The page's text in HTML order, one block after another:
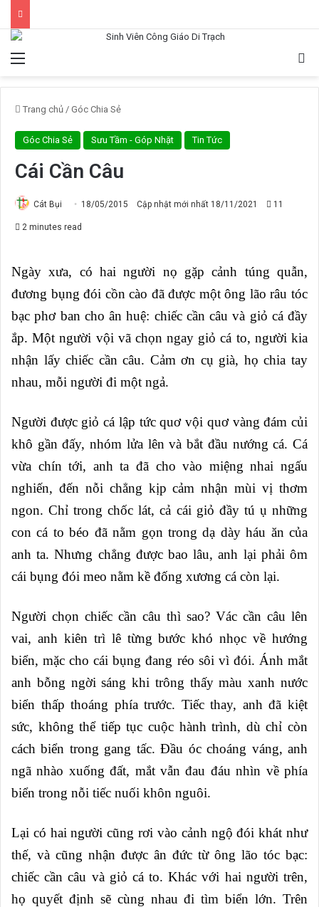
Menu
Trang chủ / Góc Chia Sẻ
Góc Chia Sẻ Sưu Tầm - Góp Nhặt Tin Tức
Cái Cần Câu
Cát Bụi 18/05/2015 Cập nhật mới nhất 18/11/2021 11
2 minutes read
Ngày xưa, có hai người nọ gặp cảnh túng quẫn,
đương bụng đói cồn cào đã được một ông lão râu tóc
bạc phơ ban cho ân huệ: chiếc cần câu và giỏ cá đầy
ắp. Một người vội vã chọn ngay giỏ cá to, người kia
nhận lấy chiếc cần câu. Cảm ơn cụ già, họ chia tay
nhau, mỗi người đi một ngả.
Người được giỏ cá lập tức quơ vội quơ vàng đám củi
khô gần đấy, nhóm lửa lên và bắt đầu nướng cá. Cá
vừa chín tới, anh ta đã cho vào miệng nhai ngấu
nghiến, đến nỗi chẳng kịp cảm nhận mùivị thơm
ngon. Chỉ trong chốc lát, cả cái giỏ đầy tú ụ những
con cá to béo đã nằm gọn trong dạ dày háu ăn của
anh ta. Nhưng chẳng được bao lâu, anh lại phải ôm
cái bụng đói meo nằm kề đống xương cá còn lại.
Người chọn chiếc cần câu thì sao? Vác cần câu lên
vai, anh kiên trì lê từng bước khó nhọc về hướng
biển, mặc cho cái bụng đang réo sôi vì đói. Ánh mắt
anh bỗng ngời sáng khi trông thấy màu xanh nước
biển thấp thoáng phía trước. Tiếc thay, anh đã kiệt
sức, không thể tiếp tục cuộc hành trình, dù chỉ còn
cách biển trong gang tấc. Đầu óc choáng váng, anh
ngã nhào xuống đất, mắt vẫn đau đáu nhìn về phía
biển trong nỗi tiếc nuối khôn nguôi.
Lại có hai người cũng rơi vào cảnh ngộ đói khát như
thế, và cũng nhận được ân đức từ ông lão tóc bạc:
chiếc cần câu và giỏ cá to. Khác với hai người trên,
họ quyết định sẽ cùng nhau đi tìm biển lớn. Trên